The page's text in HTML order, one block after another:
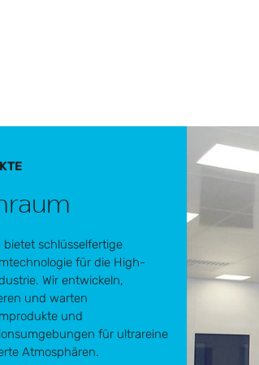
bietet schlüsselfertige
für die High-
Wir entwickeln,
und warten
und
für ultrareine
Atmosphären.